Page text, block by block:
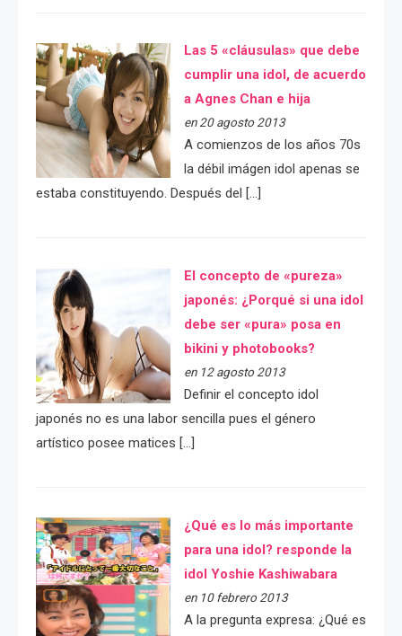
Las 5 «cláusulas» que debe
cumplir una idol, de acuerdo
a Agnes Chan e hija
en 20 agosto 2013
A comienzos de los años 70s
la débil imágen idol apenas se
estaba constituyendo. Después del […]
El concepto de «pureza»
japonés: ¿Porqué si una idol
debe ser «pura» posa en
bikini y photobooks?
en 12 agosto 2013
Definir el concepto idol
japonés no es una labor sencilla pues el género
artístico posee matices […]
¿Qué es lo más importante
para una idol? responde la
idol Yoshie Kashiwabara
en 10 febrero 2013
A la pregunta expresa: ¿Qué es